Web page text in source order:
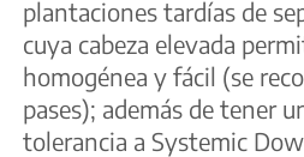
plantaciones tardías de
cuya cabeza elevada
homogénea y fácil (se
pases); además de tener
tolerancia a Systemic